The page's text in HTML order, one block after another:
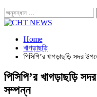
Home
খাগড়াছড়ি
পিসিপি’র খাগড়াছড়ি সদর
পিসিপি’র খাগড়াছড়ি
সম্পন্ন